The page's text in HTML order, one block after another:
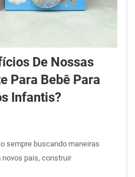
De Nossas
Para Bebê Para
Infantis?
sempre buscando maneiras
pais, construir
sua reputação profissional.